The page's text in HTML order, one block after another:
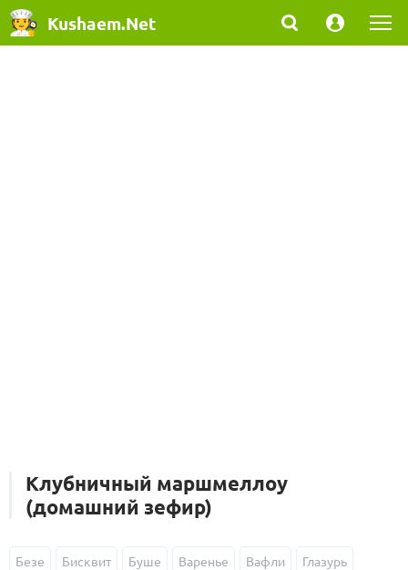
Kushaem.Net
Клубничный маршмеллоу
(домашний зефир)
Безе Бисквит Буше Варенье Вафли Глазурь